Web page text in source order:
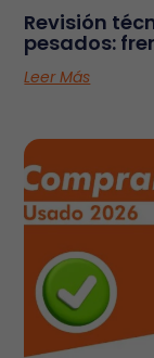
Revisión
pesados:
Leer Más